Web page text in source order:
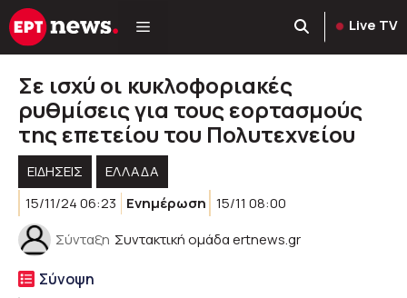
Μετάβαση
σε
Live TV
Σε ισχύ οι κυκλοφοριακές
ρυθμίσεις για τους εορτασμούς
της επετείου του Πολυτεχνείου
ΕΙΔΗΣΕΙΣ
ΕΛΛΑΔΑ
15/11/24 06:23
Ενημέρωση 15/11 08:00
Σύνταξη Συντακτική ομάδα ertnews.gr
Σύνοψη